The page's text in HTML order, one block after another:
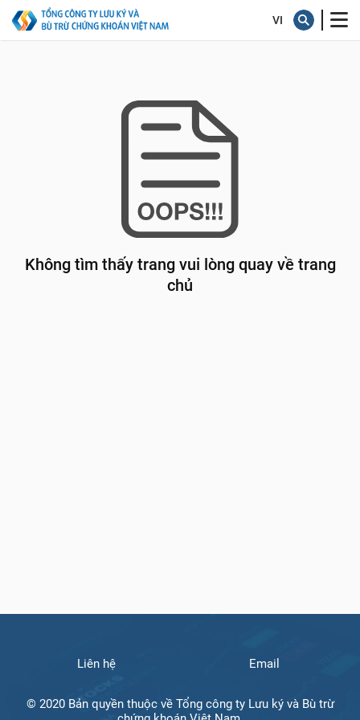
Không tìm thấy trang vui lòng quay về trang
chủ
Liên hệ Email
© 2020 Bản quyền thuộc về Tổng công ty Lưu ký và Bù trừ